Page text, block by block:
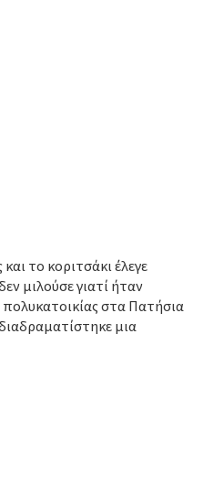
το κοριτσάκι έλεγε
μιλούσε γιατί ήταν
πολυκατοικίας στα Πατήσια
μια